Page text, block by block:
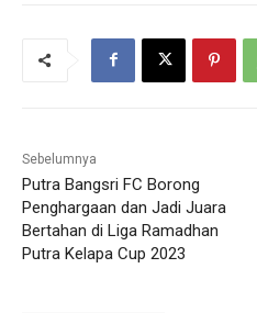
Sebelumnya
Putra Bangsri FC Borong
Penghargaan dan Jadi Juara
Bertahan di Liga Ramadhan
Putra Kelapa Cup 2023